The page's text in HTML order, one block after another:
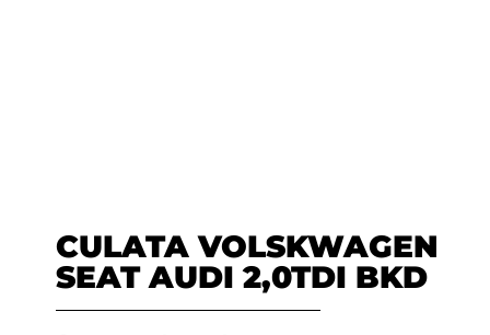
CULATA VOLSKWAGEN
SEAT AUDI 2,0TDI BKD